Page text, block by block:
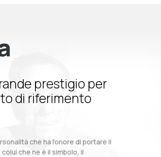
prestigio per
di riferimento
che ha l’onore di portare il
che ne è il simbolo, il